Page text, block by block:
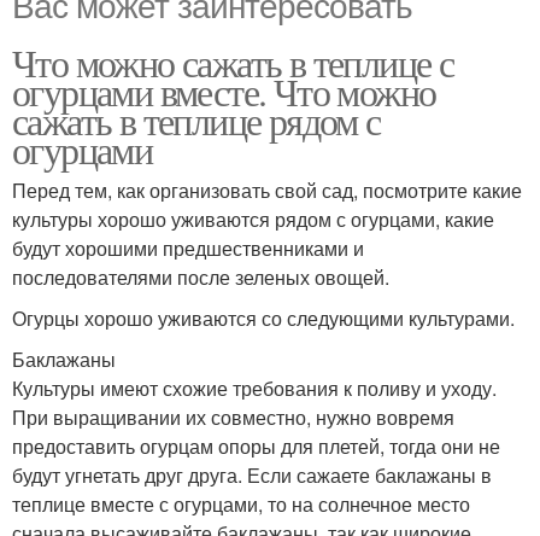
Что можно сажать в теплице с
огурцами вместе. Что можно
сажать в теплице рядом с
огурцами
Перед тем, как организовать свой сад, посмотрите какие
культуры хорошо уживаются рядом с огурцами, какие
будут хорошими предшественниками и
последователями после зеленых овощей.
Огурцы хорошо уживаются со следующими культурами.
Баклажаны
Культуры имеют схожие требования к поливу и уходу.
При выращивании их совместно, нужно вовремя
предоставить огурцам опоры для плетей, тогда они не
будут угнетать друг друга. Если сажаете баклажаны в
теплице вместе с огурцами, то на солнечное место